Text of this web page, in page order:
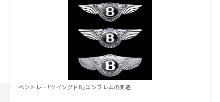
ベントレー「ウイングドB」エンブレムの変遷